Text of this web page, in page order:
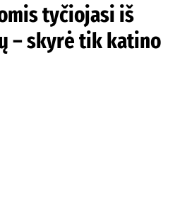
tyčiojasi iš
– skyrė tik katino